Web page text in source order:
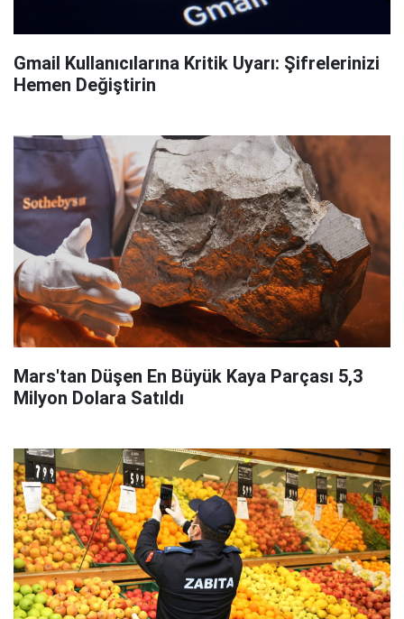
Gmail Kullanıcılarına Kritik Uyarı: Şifrelerinizi
Hemen Değiştirin
Mars'tan Düşen En Büyük Kaya Parçası 5,3
Milyon Dolara Satıldı